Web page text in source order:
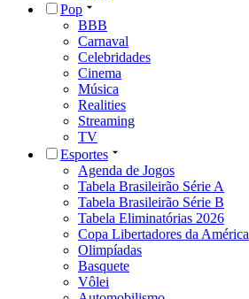
Pop
BBB
Carnaval
Celebridades
Cinema
Música
Realities
Streaming
TV
Esportes
Agenda de Jogos
Tabela Brasileirão Série A
Tabela Brasileirão Série B
Tabela Eliminatórias 2026
Copa Libertadores da América
Olimpíadas
Basquete
Vôlei